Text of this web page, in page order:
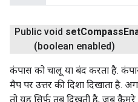
Public void setCompass
(boolean enabled)
कंपास को चालू या बंद करता है.
मैप पर उत्तर की दिशा दिखाता है.
तो यह सिर्फ़ तब दिखती है, जब